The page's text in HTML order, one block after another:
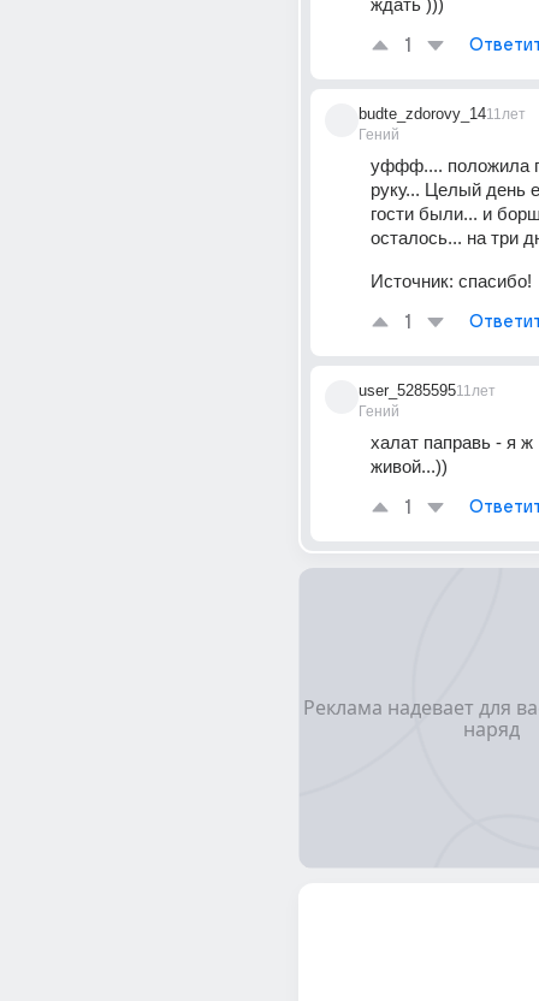
ждать )))
1
budte_zdorovy_14
Гений
11лет
уффф.... положила
руку... Целый день
гости были... и
осталось... на три
Источник: спасибо!
1
user_5285595
Гений
11лет
халат паправь - я ж
живой...))
1